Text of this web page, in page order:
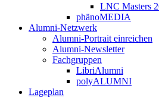
LNC Masters
phänoMEDIA
Alumni-Netzwerk
Alumni-Portrait einreichen
Alumni-Newsletter
Fachgruppen
LibriAlumni
polyALUMNI
Lageplan